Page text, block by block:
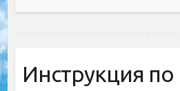
Инструкция